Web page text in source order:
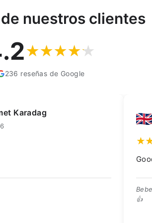
nuestros clientes
236 reseñas de Google
great price 👍
calidad, ¡excelente precio!